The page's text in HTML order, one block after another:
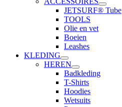
JETSURF® Tube
TOOLS
Olie en vet
Boeien
Leashes
KLEDING
HEREN
Badkleding
T-Shirts
Hoodies
Wetsuits